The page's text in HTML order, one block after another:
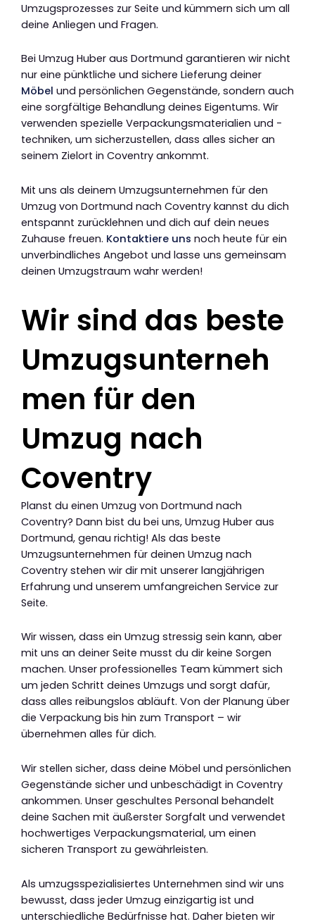
Umzugsprozesses zur Seite und kümmern sich um all
deine Anliegen und Fragen.
Bei Umzug Huber aus Dortmund garantieren wir nicht
nur eine pünktliche und sichere Lieferung deiner
Möbel und persönlichen Gegenstände, sondern auch
eine sorgfältige Behandlung deines Eigentums. Wir
verwenden spezielle Verpackungsmaterialien und -
techniken, um sicherzustellen, dass alles sicher an
seinem Zielort in Coventry ankommt.
Mit uns als deinem Umzugsunternehmen für den
Umzug von Dortmund nach Coventry kannst du dich
entspannt zurücklehnen und dich auf dein neues
Zuhause freuen. Kontaktiere uns noch heute für ein
unverbindliches Angebot und lasse uns gemeinsam
deinen Umzugstraum wahr werden!
Wir sind das beste
Umzugsunterneh
men für den
Umzug nach
Coventry
Planst du einen Umzug von Dortmund nach
Coventry? Dann bist du bei uns, Umzug Huber aus
Dortmund, genau richtig! Als das beste
Umzugsunternehmen für deinen Umzug nach
Coventry stehen wir dir mit unserer langjährigen
Erfahrung und unserem umfangreichen Service zur
Seite.
Wir wissen, dass ein Umzug stressig sein kann, aber
mit uns an deiner Seite musst du dir keine Sorgen
machen. Unser professionelles Team kümmert sich
um jeden Schritt deines Umzugs und sorgt dafür,
dass alles reibungslos abläuft. Von der Planung über
die Verpackung bis hin zum Transport – wir
übernehmen alles für dich.
Wir stellen sicher, dass deine Möbel und persönlichen
Gegenstände sicher und unbeschädigt in Coventry
ankommen. Unser geschultes Personal behandelt
deine Sachen mit äußerster Sorgfalt und verwendet
hochwertiges Verpackungsmaterial, um einen
sicheren Transport zu gewährleisten.
Als umzugsspezialisiertes Unternehmen sind wir uns
bewusst, dass jeder Umzug einzigartig ist und
unterschiedliche Bedürfnisse hat. Daher bieten wir